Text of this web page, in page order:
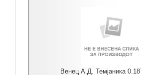
Венец А.Д. Темјаника